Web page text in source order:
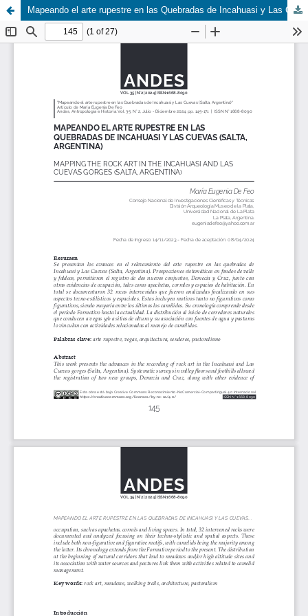
Mapeando el arte rupestre en las Quebradas de Incahuasi y Las Cuevas (Salta, Argentina)